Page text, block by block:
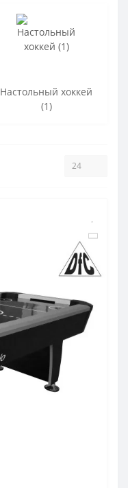
Настольный хоккей
(1)